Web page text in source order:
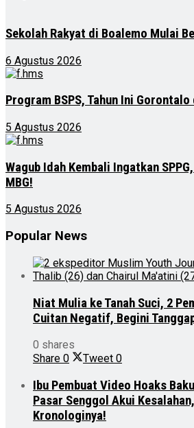
Sekolah Rakyat di Boalemo Mulai
6 Agustus 2026
Program BSPS, Tahun Ini
5 Agustus 2026
Wagub Idah Kembali Ingatkan
MBG!
5 Agustus 2026
Popular News
Niat Mulia ke Tanah Suci, 2
Cuitan Negatif, Begini
0 shares
Share 0 Tweet 0
Ibu Pembuat Video Hoaks
Pasar Senggol Akui
Kronologinya!